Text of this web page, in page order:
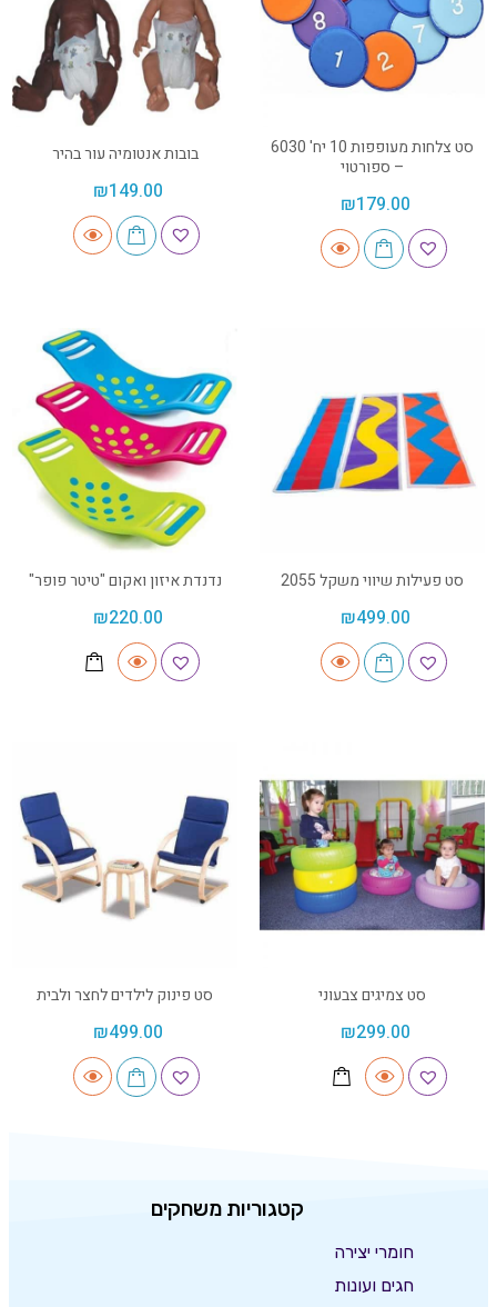
סט צלחות מעופפות 10 יח' 6030
– ספורטוי
₪179.00
בובות אנטומיה עור בהיר
₪149.00
סט פעילות שיווי משקל 2055
₪499.00
נדנדת איזון ואקום "טיטר פופר"
₪220.00
סט צמיגים צבעוני
₪299.00
סט פינוק לילדים לחצר ולבית
₪499.00
קטגוריות משחקים
חומרי יצירה
חגים ועונות